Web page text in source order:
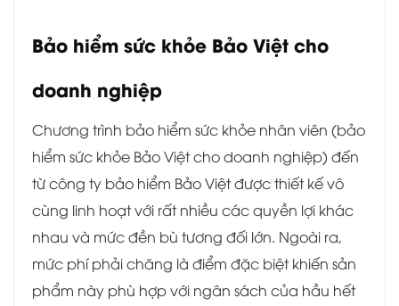
Bảo hiểm sức khỏe Bảo Việt cho
doanh nghiệp
Chương trình bảo hiểm sức khỏe nhân viên (bảo
hiểm sức khỏe Bảo Việt cho doanh nghiệp) đến
từ công ty bảo hiểm Bảo Việt được thiết kế vô
cùng linh hoạt với rất nhiều các quyền lợi khác
nhau và mức đền bù tương đối lớn. Ngoài ra,
mức phí phải chăng là điểm đặc biệt khiến sản
phẩm này phù hợp với ngân sách của hầu hết